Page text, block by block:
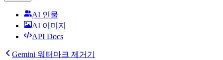
AI 인물
AI 이미지
API Docs
Gemini 워터마크 제거기